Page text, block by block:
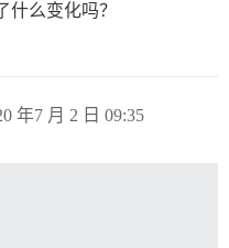
么变化吗？
年7 月 2 日 09:35